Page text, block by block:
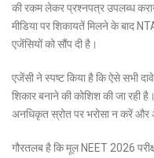
की रकम लेकर प्रश्नपत्र उपलब्ध
मीडिया पर शिकायतें मिलने के बाद
एजेंसियों को सौंप दी है।
एजेंसी ने स्पष्ट किया है कि ऐसे सभी
शिकार बनाने की कोशिश की जा रही
अनधिकृत स्रोत पर भरोसा न करें और
गौरतलब है कि मूल NEET 2026